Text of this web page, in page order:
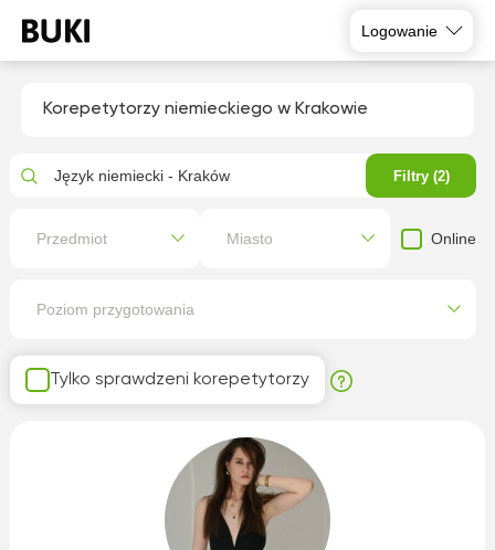
Logowanie
Korepetytorzy niemieckiego w Krakowie
Tylko sprawdzeni korepetytorzy
Język niemiecki - Kraków Filtry (2)
Przedmiot Miasto Online
Poziom przygotowania